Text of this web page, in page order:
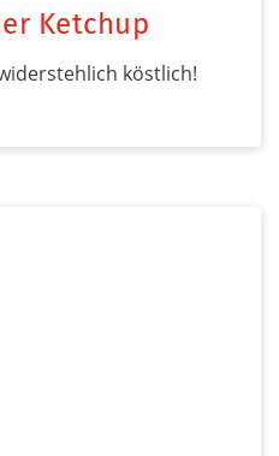
Ketchup
köstlich!